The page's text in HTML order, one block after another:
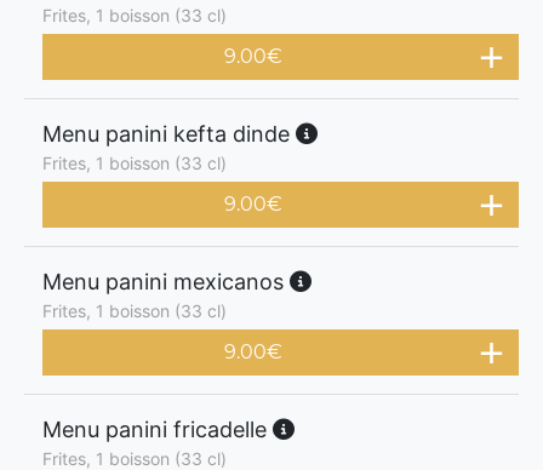
Frites, 1 boisson (33 cl)
9.00€
Menu panini kefta dinde
Frites, 1 boisson (33 cl)
9.00€
Menu panini mexicanos
Frites, 1 boisson (33 cl)
9.00€
Menu panini fricadelle
Frites, 1 boisson (33 cl)